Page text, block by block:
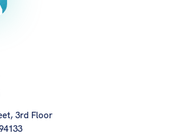
3rd Floor